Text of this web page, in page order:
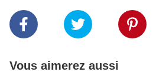
Vous aimerez aussi